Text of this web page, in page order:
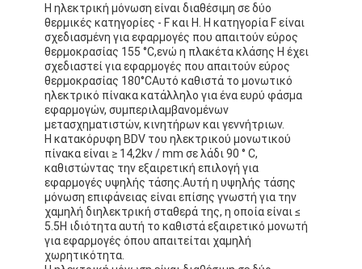
Η ηλεκτρική μόνωση είναι διαθέσιμη σε δύο
θερμικές κατηγορίες - F και H. Η κατηγορία F είναι
σχεδιασμένη για εφαρμογές που απαιτούν εύρος
θερμοκρασίας 155 °C,ενώ η πλακέτα κλάσης H έχει
σχεδιαστεί για εφαρμογές που απαιτούν εύρος
θερμοκρασίας 180°CΑυτό καθιστά το μονωτικό
ηλεκτρικό πίνακα κατάλληλο για ένα ευρύ φάσμα
εφαρμογών, συμπεριλαμβανομένων
μετασχηματιστών, κινητήρων και γεννήτριων.
Η κατακόρυφη BDV του ηλεκτρικού μονωτικού
πίνακα είναι ≥ 14,2kv / mm σε λάδι 90 ° C,
καθιστώντας την εξαιρετική επιλογή για
εφαρμογές υψηλής τάσης.Αυτή η υψηλής τάσης
μόνωση επιφάνειας είναι επίσης γνωστή για την
χαμηλή διηλεκτρική σταθερά της, η οποία είναι ≤
5.5Η ιδιότητα αυτή το καθιστά εξαιρετικό μονωτή
για εφαρμογές όπου απαιτείται χαμηλή
χωρητικότητα.